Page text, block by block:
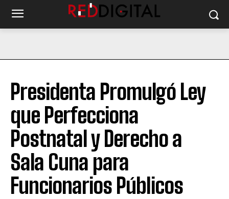
Presidenta Promulgó Ley
que Perfecciona
Postnatal y Derecho a
Sala Cuna para
Funcionarios Públicos